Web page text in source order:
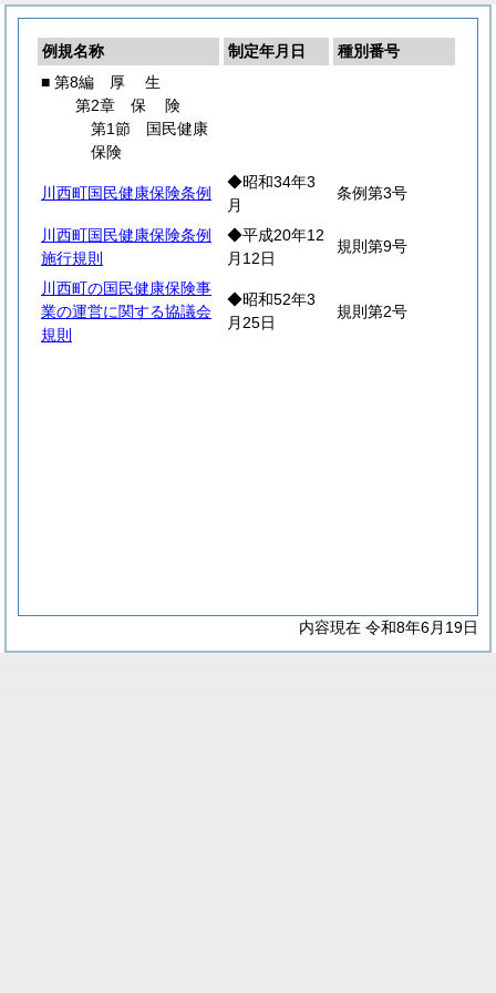
例規名称 制定年月日
種別番号
■ 第8編 厚 生
第2章 保
険
第1節 国民健康
保険
川西町国民健康保険条例
◆昭和34年3
月
条例第3号
川西町国民健康保険条例
施行規則
◆平成20年12
月12日
規則第9号
川西町の国民健康保険事
業の運営に関する協議会
規則
◆昭和52年3
月25日
規則第2号
内容現在 令和8年6月19日